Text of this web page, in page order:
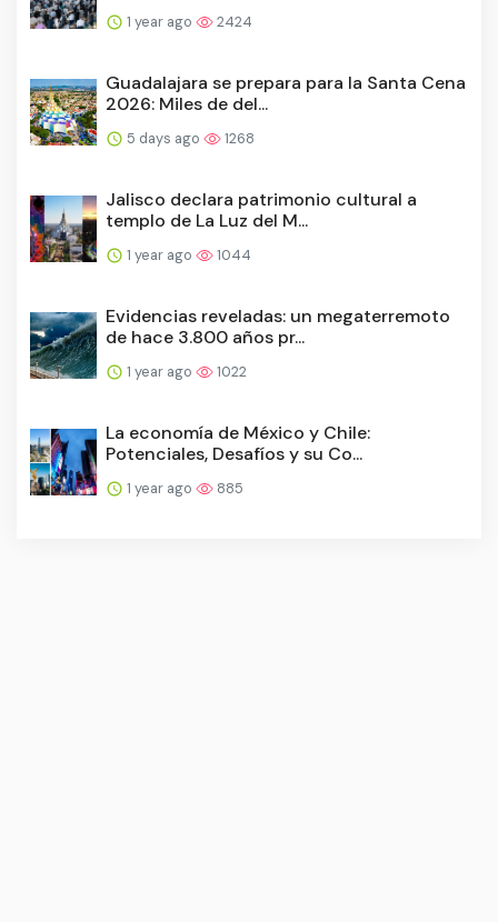
1 year ago 2424
Guadalajara se prepara para la Santa Cena
2026: Miles de del...
5 days ago 1268
Jalisco declara patrimonio cultural a
templo de La Luz del M...
1 year ago 1044
Evidencias reveladas: un megaterremoto
de hace 3.800 años pr...
1 year ago 1022
La economía de México y Chile:
Potenciales, Desafíos y su Co...
1 year ago 885